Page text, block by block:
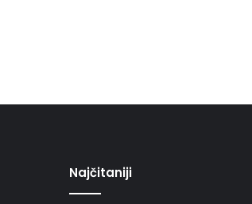
Najčitaniji